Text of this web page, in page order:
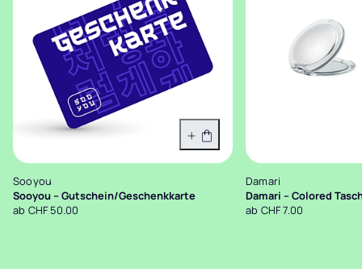
Variante wählen
Sooyou
Sooyou – Gutschein/Geschenkkarte
ab CHF 50.00
Damari
Damari – Colored
ab CHF 7.00